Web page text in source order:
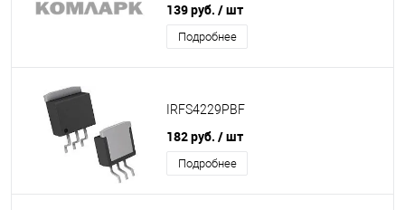
139 руб. / шт
Подробнее
IRFS4229PBF
182 руб. / шт
Подробнее